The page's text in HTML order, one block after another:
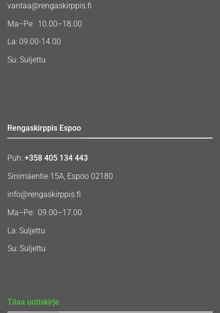
vantaa@rengaskirppis.fi
Ma–Pe: 10.00–18.00
La: 09.00-14.00
Su: Suljettu
Rengaskirppis Espoo
Puh: +358 405 134 443
Sinimäentie 15A, Espoo 02180
info@rengaskirppis.fi
Ma–Pe: 09.00–17.00
La: Suljettu
Su: Suljettu
Tilaa uutiskirje